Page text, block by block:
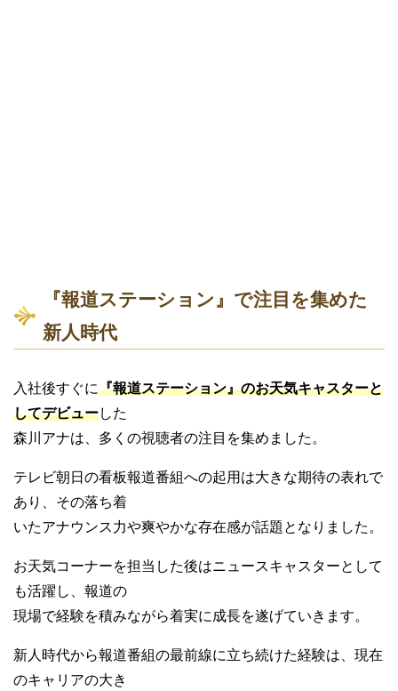
『報道ステーション』で注目を集めた
新人時代
入社後すぐに『報道ステーション』のお天気キャスターと
してデビューした
森川アナは、多くの視聴者の注目を集めました。
テレビ朝日の看板報道番組への起用は大きな期待の表れで
あり、その落ち着
いたアナウンス力や爽やかな存在感が話題となりました。
お天気コーナーを担当した後はニュースキャスターとして
も活躍し、報道の
現場で経験を積みながら着実に成長を遂げていきます。
新人時代から報道番組の最前線に立ち続けた経験は、現在
のキャリアの大き